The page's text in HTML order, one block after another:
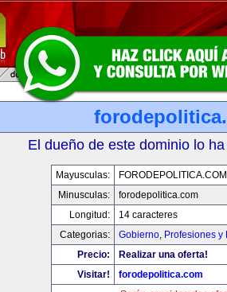
El dueño de este dominio lo
Mayusculas:
FORODEPOLITICA.COM
Minusculas:
forodepolitica.com
Longitud:
14 caracteres
Categorias:
Gobierno, Profesiones y
Precio:
Realizar una oferta!
Visitar!
forodepolitica.com